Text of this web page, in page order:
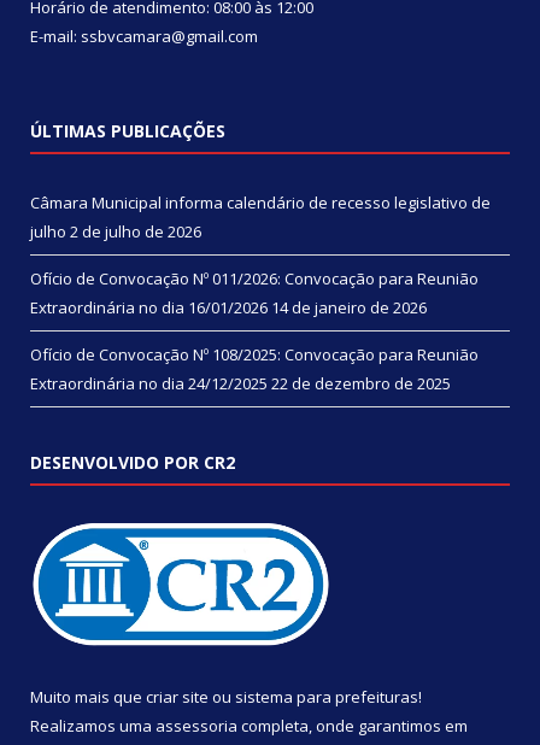
Horário de atendimento: 08:00 às 12:00
E-mail: ssbvcamara@gmail.com
ÚLTIMAS PUBLICAÇÕES
Câmara Municipal informa calendário de recesso legislativo de
julho 2 de julho de 2026
Ofício de Convocação Nº 011/2026: Convocação para Reunião
Extraordinária no dia 16/01/2026 14 de janeiro de 2026
Ofício de Convocação Nº 108/2025: Convocação para Reunião
Extraordinária no dia 24/12/2025 22 de dezembro de 2025
DESENVOLVIDO POR CR2
Muito mais que criar site ou sistema para prefeituras!
Realizamos uma assessoria completa, onde garantimos em